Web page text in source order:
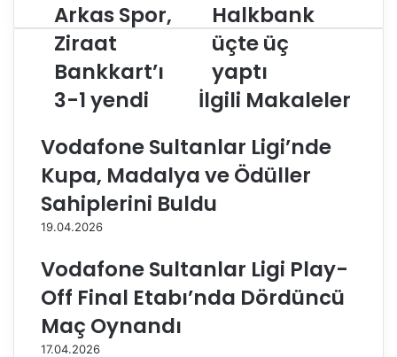
A
r
k
a
S
o
,
i
r
a
B
a
n
Arkas Spor,
Ziraat
Bankkart’ı
3-1 yendi
H
a
l
k
b
a
k
ü
ç
e
y
a
p
Halkbank
üçte üç
yaptı
İlgili Makaleler
Vodafone Sultanlar Ligi’nde
Kupa, Madalya ve Ödüller
Sahiplerini Buldu
19.04.2026
Vodafone Sultanlar Ligi Play-
Off Final Etabı’nda Dördüncü
Maç Oynandı
17.04.2026